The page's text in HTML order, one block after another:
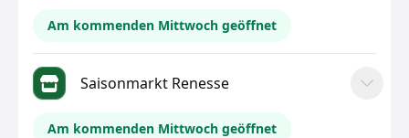
Am kommenden Mittwoch geöffnet
Saisonmarkt Renesse
Am kommenden Mittwoch geöffnet